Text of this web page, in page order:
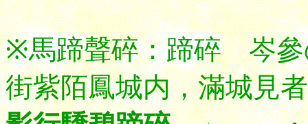
※馬蹄聲碎：蹄碎 岑參
街紫陌鳳城内，滿城見